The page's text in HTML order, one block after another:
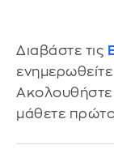
Διαβάστε τις
Ακολουθήστε
μάθετε